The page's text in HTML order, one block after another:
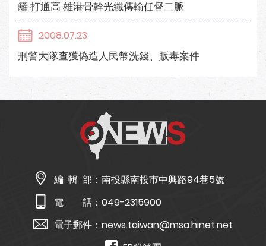
籬 打通高 雄港骨幹光纖傳輸任督二脈
2008.07.23
刑警大隊查獲偽造人民幣洗錢、販毒案件
編 輯 部： 南投縣南投市中興路94巷5號
電 話： 049-2315900
電子郵件： news.taiwan@msa.hinet.net